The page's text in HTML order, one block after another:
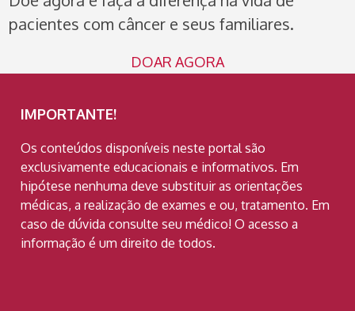
pacientes com câncer e seus familiares.
DOAR AGORA
IMPORTANTE!
Os conteúdos disponíveis neste portal são
exclusivamente educacionais e informativos. Em
hipótese nenhuma deve substituir as orientações
médicas, a realização de exames e ou, tratamento. Em
caso de dúvida consulte seu médico! O acesso a
informação é um direito de todos.